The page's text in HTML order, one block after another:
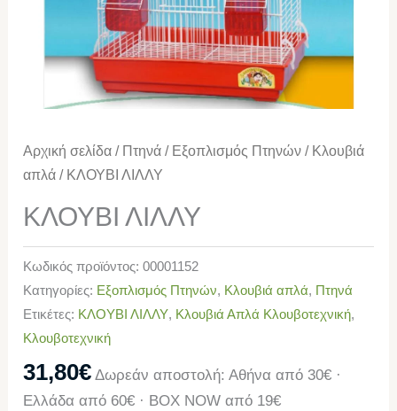
Αρχική σελίδα / Πτηνά / Εξοπλισμός Πτηνών / Κλουβιά
απλά / ΚΛΟΥΒΙ ΛΙΛΛΥ
ΚΛΟΥΒΙ ΛΙΛΛΥ
Κωδικός προϊόντος:00001152
Κατηγορίες: Εξοπλισμός Πτηνών, Κλουβιά απλά, Πτηνά
Ετικέτες: ΚΛΟΥΒΙ ΛΙΛΛΥ, Κλουβιά Απλά Κλουβοτεχνική,
Κλουβοτεχνική
31,80€ Δωρεάν αποστολή: Αθήνα από 30€ ·
Ελλάδα από 60€ · BOX NOW από 19€